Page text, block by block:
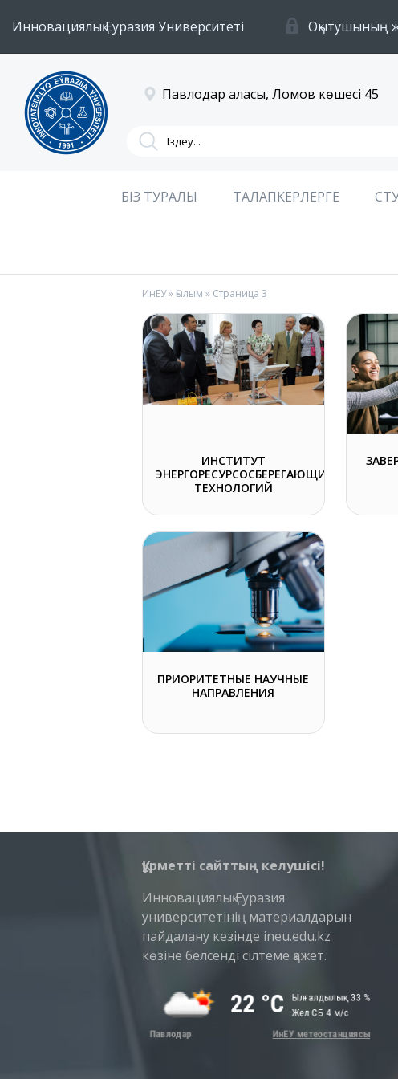
Инновациялық Еуразия Университеті Оқытушының
Павлодар қаласы, Ломов көшесі 45
БІЗ ТУРАЛЫ ТАЛАПКЕРЛЕРГЕ
ИнЕУ»Ғылым » Страница 3
ИНСТИТУТ
ЭНЕРГОРЕСУРСОСБЕРЕГАЮЩИХ
ТЕХНОЛОГИЙ
ПРИОРИТЕТНЫЕ НАУЧНЫЕ
НАПРАВЛЕНИЯ
Құрметті сайттың келушісі!
Инновациялық Еуразия
университетінің материалдарын
пайдалану кезінде ineu.edu.kz
көзіне белсенді сілтеме қажет.